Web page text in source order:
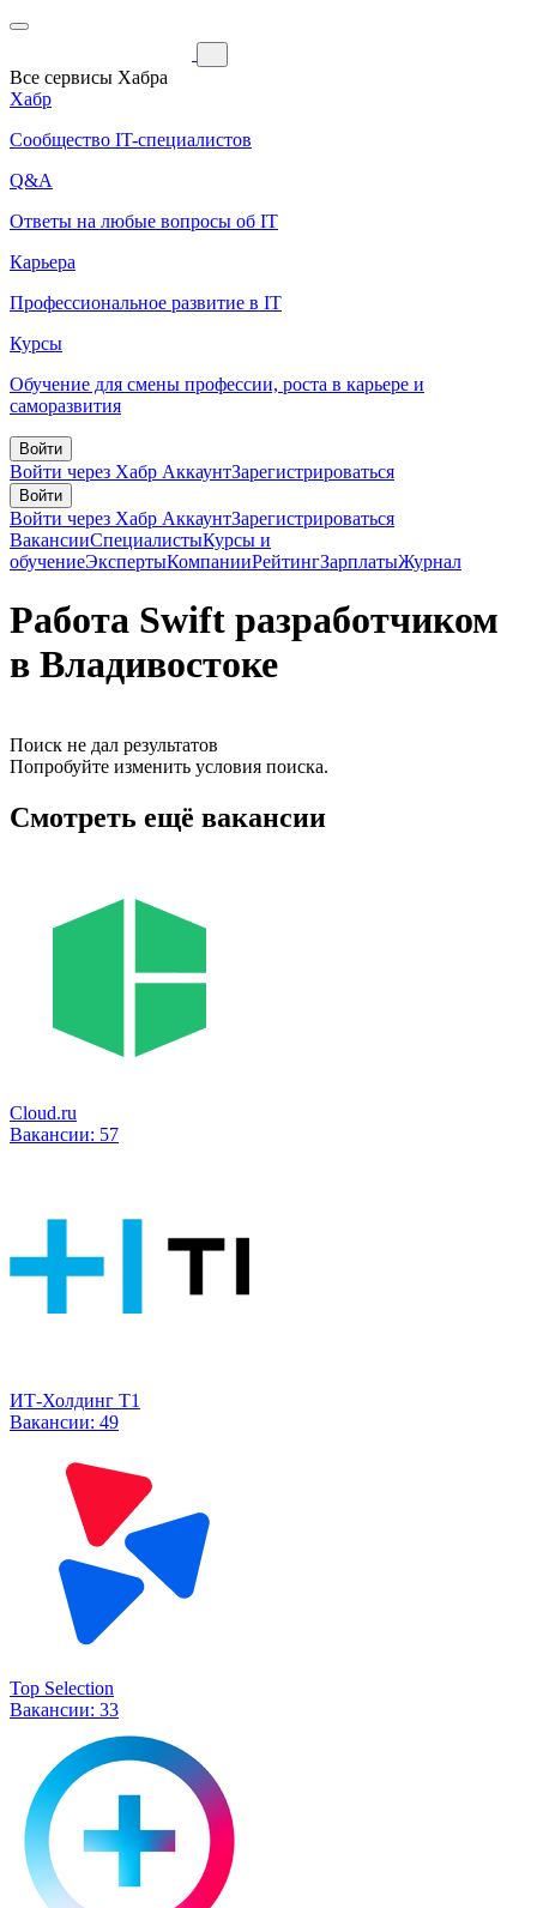
Все сервисы Хабра
Хабр
Сообщество IT-специалистов
Q&A
Ответы на любые вопросы об IT
Карьера
Профессиональное развитие в IT
Курсы
Обучение для смены профессии, роста в карьере и
саморазвития
Войти
Войти через Хабр АккаунтЗарегистрироваться
Войти
Войти через Хабр АккаунтЗарегистрироваться
ВакансииСпециалистыКурсы и
обучениеЭкспертыКомпанииРейтингЗарплатыЖурнал
Работа Swift разработчиком
в Владивостоке
Поиск не дал результатов
Попробуйте изменить условия поиска.
Смотреть ещё вакансии
Cloud.ru
Вакансии: 57
ИТ-Холдинг Т1
Вакансии: 49
Top Selection
Вакансии: 33